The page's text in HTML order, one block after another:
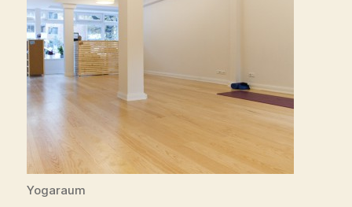
Yogaraum